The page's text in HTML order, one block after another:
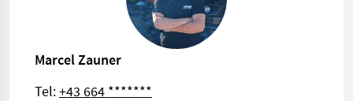
Marcel Zauner
Tel:+43 664 *******